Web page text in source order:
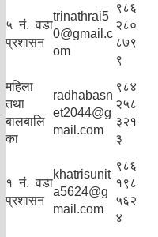
५ नं. वडा
प्रशासन
trinathrai5
0@gmail.c
om
९८६
२८०
८७९
९
महिला
तथा
बालबालि
का
radhabasn
et2044@g
mail.com
९८४
२५८
३२१
३
१ नं. वडा
प्रशासन
khatrisunit
a5624@g
mail.com
९८६
१९८
५६२
४